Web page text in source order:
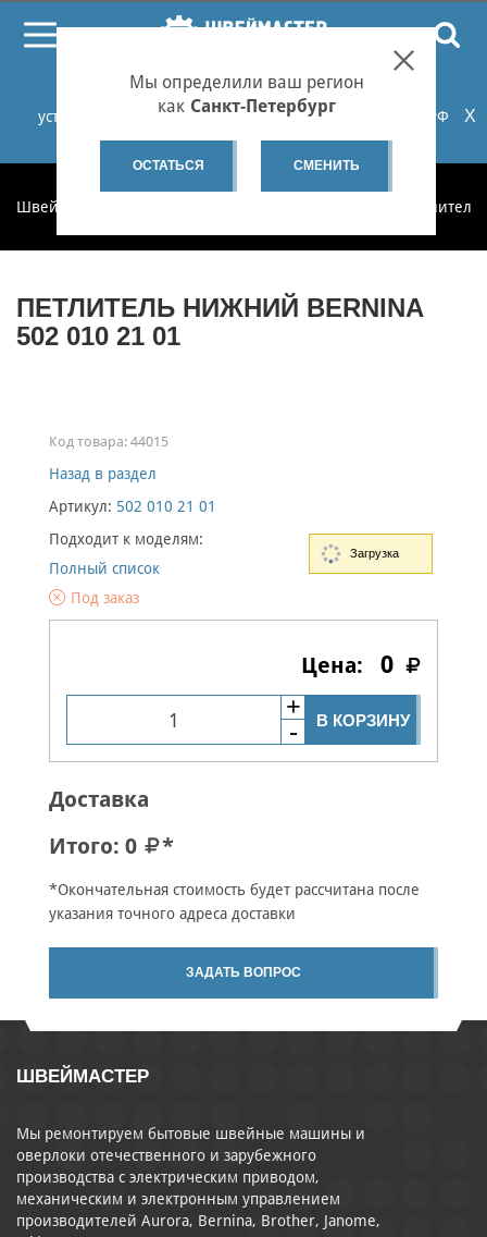
При проблемах с онлайн-оплатой заказов на сайте
установите российские сертификаты НУЦ Минцифры РФ
или используйте Яндекс.Браузер.Подробнее...
X
Мы определили ваш регион
как Санкт-Петербург
ОСТАТЬСЯ СМЕНИТЬ
Швеймастер
ПЕТЛИТЕЛЬ НИЖНИЙ BERNINA
502 010 21 01
Код товара: 44015
Назад в раздел
Артикул: 502 010 21 01
Подходит к моделям:
Полный список
Под заказ
0
В КОРЗИНУ
Доставка
Итого: 0 *
*Окончательная стоимость будет рассчитана после
указания точного адреса доставки
ЗАДАТЬ ВОПРОС
ШВЕЙМАСТЕР
Мы ремонтируем бытовые швейные машины и
оверлоки отечественного и зарубежного
производства с электрическим приводом,
механическим и электронным управлением
производителей Aurora, Bernina, Brother, Janome,
Загрузка